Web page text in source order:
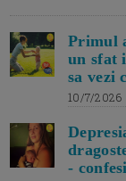
Primul
un sfat
sa vezi
10/7/2026
-